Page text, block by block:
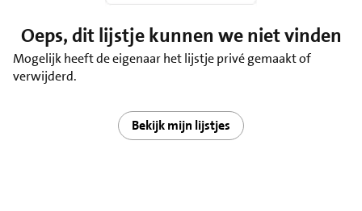
Oeps, dit lijstje kunnen we niet vinden
Mogelijk heeft de eigenaar het lijstje privé gemaakt of
verwijderd.
Bekijk mijn lijstjes